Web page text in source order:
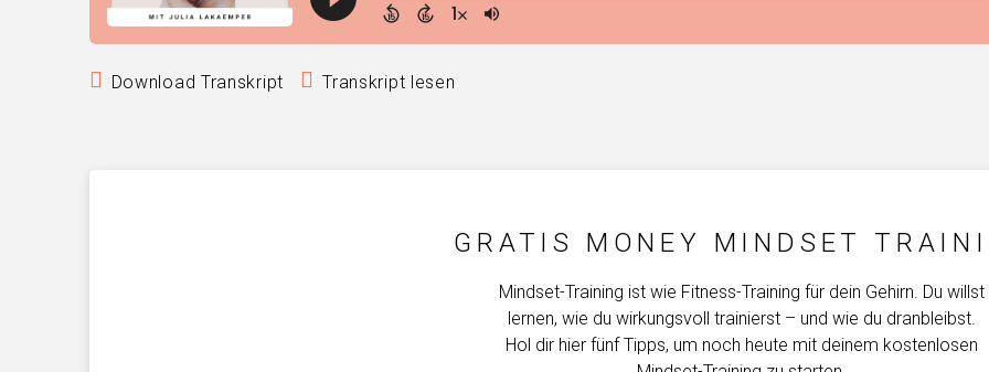
Download Transkript Transkript lesen
GRATIS MONEY MINDSET
Mindset-Training ist wie Fitness-Training für dein Gehirn. Du willst
lernen, wie du wirkungsvoll trainierst – und wie du dranbleibst.
Hol dir hier fünf Tipps, um noch heute mit deinem kostenlosen